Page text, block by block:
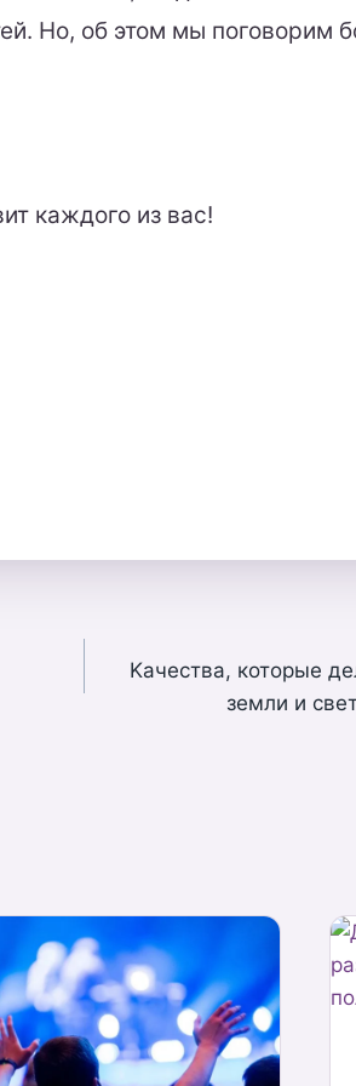
Но, об этом мы поговорим
каждого из вас!
Kачества, которые
земли и